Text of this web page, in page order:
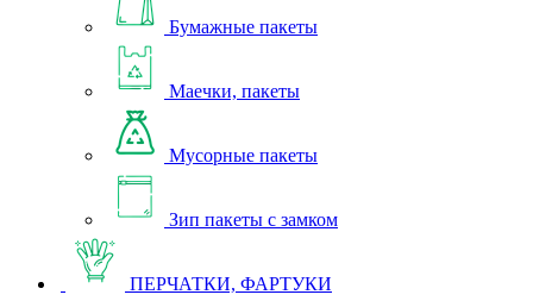
Бумажные пакеты
Маечки, пакеты
Мусорные пакеты
Зип пакеты с замком
ПЕРЧАТКИ, ФАРТУКИ